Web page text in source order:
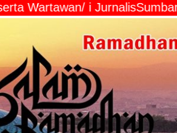
Wartawan/ i